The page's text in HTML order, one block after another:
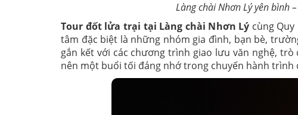
Làng chài Nhơn Lý yên bình
Tour đốt lửa trại tại Làng chài Nhơn Lý cùng
tâm đặc biệt là những nhóm gia đình, bạn bè,
gắn kết với các chương trình giao lưu văn nghệ, trò
nên một buổi tối đáng nhớ trong chuyến hành trình